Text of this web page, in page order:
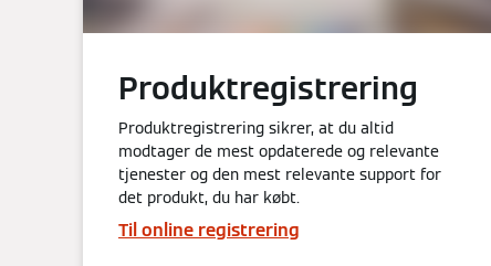
Produktregistrering
Produktregistrering sikrer, at du altid
modtager de mest opdaterede og relevante
tjenester og den mest relevante support for
det produkt, du har købt.
Til online registrering